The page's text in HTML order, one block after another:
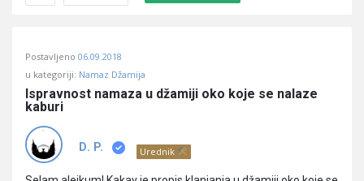
Učene
Latest
Pitanja
Postavljeno 06.09.2018
u kategoriji: Namaz Džamija
Ispravnost namaza u džamiji oko koje se nalaze
kaburi
D. P. Urednik